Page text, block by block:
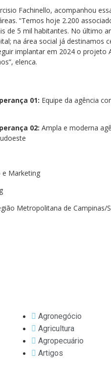
Fachinello, acompanhou
“Temos hoje 2.200
de 5 mil habitantes. No último
na área social já destinamos
implantar em 2024 o projeto
elenca.
01: Equipe da agência
02: Ampla e moderna
e Marketing
Metropolitana de Campinas/
Agronegócio
Agricultura
Agropecuário
Artigos